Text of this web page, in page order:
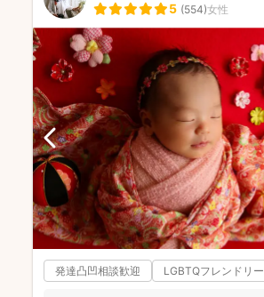
5 (554)女性
発達凸凹相談歓迎 LGBTQフレンドリー